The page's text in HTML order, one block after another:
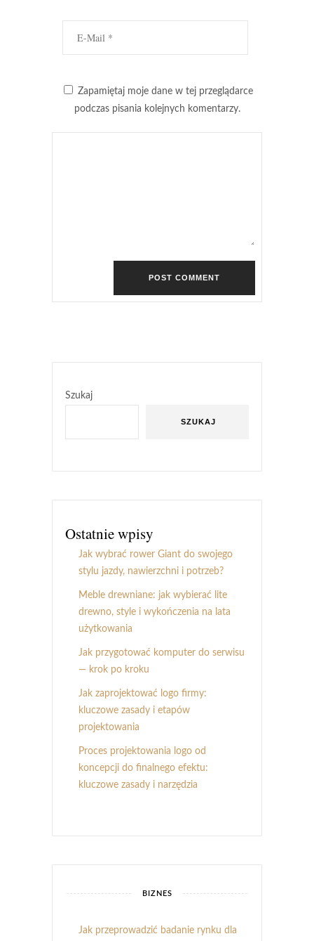
Zapamiętaj moje dane w tej przeglądarce
podczas pisania kolejnych komentarzy.
Szukaj
SZUKAJ
Ostatnie wpisy
Jak wybrać rower Giant do swojego
stylu jazdy, nawierzchni i potrzeb?
Meble drewniane: jak wybierać lite
drewno, style i wykończenia na lata
użytkowania
Jak przygotować komputer do serwisu
— krok po kroku
Jak zaprojektować logo firmy:
kluczowe zasady i etapów
projektowania
Proces projektowania logo od
koncepcji do finalnego efektu:
kluczowe zasady i narzędzia
BIZNES
Jak przeprowadzić badanie rynku dla